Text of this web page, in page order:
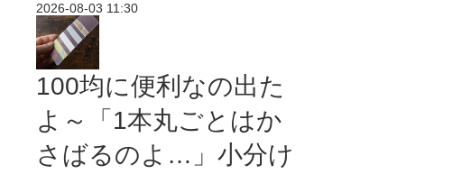
2026-08-03 11:30
100均に便利なの出た
よ～「1本丸ごとはか
さばるのよ…」小分け